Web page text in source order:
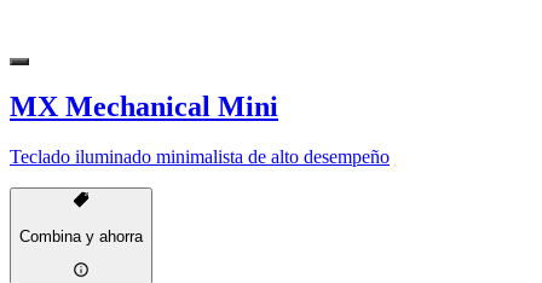
MX Mechanical Mini
Teclado iluminado minimalista de alto desempeño
Combina y ahorra